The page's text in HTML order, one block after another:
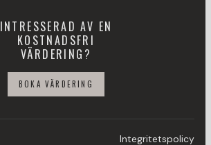
INTRESSERAD AV EN
KOSTNADSFRI
VÄRDERING?
BOKA VÄRDERING
Integritetspolicy